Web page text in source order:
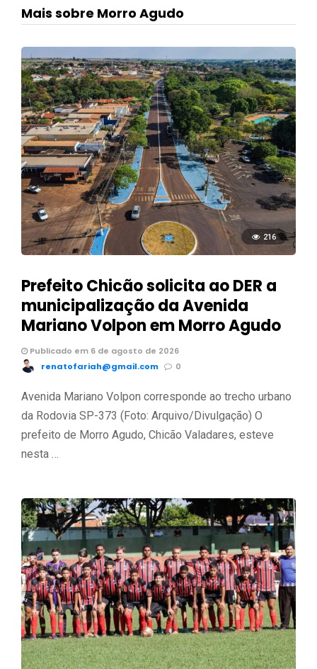
Mais sobre Morro Agudo
216
Prefeito Chicão solicita ao DER a
municipalização da Avenida
Mariano Volpon em Morro Agudo
Publicado em 6 de agosto de 2026
renatofariah@gmail.com
0
Avenida Mariano Volpon corresponde ao trecho urbano
da Rodovia SP-373 (Foto: Arquivo/Divulgação) O
prefeito de Morro Agudo, Chicão Valadares, esteve
nesta …